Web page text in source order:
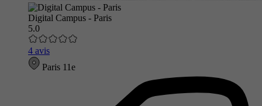
Digital Campus - Paris
5.0
4 avis
Paris 11e